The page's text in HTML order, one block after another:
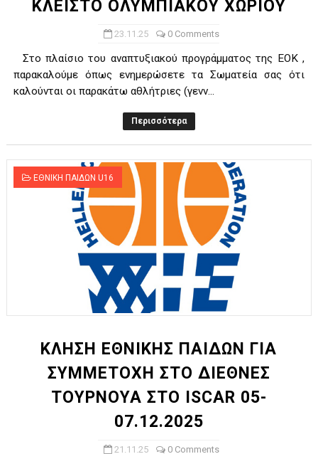
ΚΛΕΙΣΤΟ ΟΛΥΜΠΙΑΚΟΥ ΧΩΡΙΟΥ
23.11.25 0 Comments
Στο πλαίσιο του αναπτυξιακού προγράμματος της ΕΟΚ ,
παρακαλούμε όπως ενημερώσετε τα Σωματεία σας ότι
καλούνται οι παρακάτω αθλήτριες (γενν...
Περισσότερα
ΕΘΝΙΚΗ ΠΑΙΔΩΝ U16
ΚΛΗΣΗ ΕΘΝΙΚΗΣ ΠΑΙΔΩΝ ΓΙΑ
ΣΥΜΜΕΤΟΧΗ ΣΤΟ ΔΙΕΘΝΕΣ
ΤΟΥΡΝΟΥΑ ΣΤΟ ISCAR 05-
07.12.2025
21.11.25 0 Comments